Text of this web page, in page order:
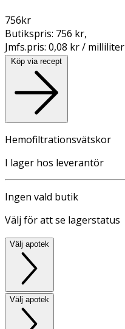
756kr
Butikspris: 756 kr,
Jmfs.pris: 0,08 kr / milliliter
Köp via recept
Hemofiltrationsvätskor
I lager hos leverantör
Ingen vald butik
Välj för att se lagerstatus
Välj apotek
Välj apotek